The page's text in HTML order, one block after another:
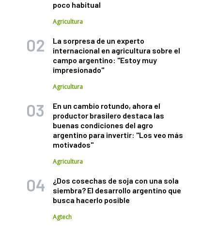
poco habitual
Agricultura
La sorpresa de un experto
internacional en agricultura sobre el
campo argentino: "Estoy muy
impresionado"
Agricultura
En un cambio rotundo, ahora el
productor brasilero destaca las
buenas condiciones del agro
argentino para invertir: "Los veo más
motivados"
Agricultura
¿Dos cosechas de soja con una sola
siembra? El desarrollo argentino que
busca hacerlo posible
Agtech